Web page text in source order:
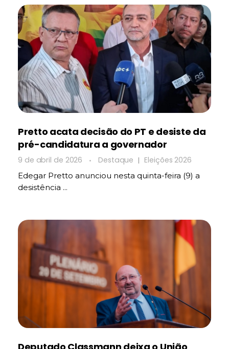
Pretto acata decisão do PT e desiste da
pré-candidatura a governador
9 de abril de 2026 Destaque Eleições 2026
Edegar Pretto anunciou nesta quinta-feira (9) a
desistência ...